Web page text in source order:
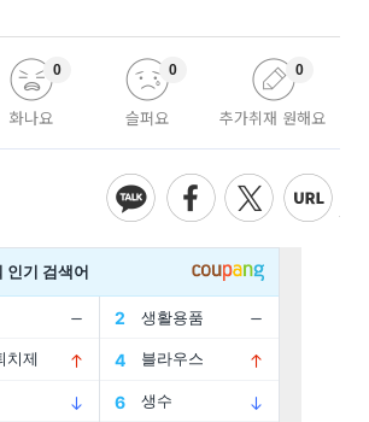
화나요
0
슬퍼요
0
추가취재 원해요
0